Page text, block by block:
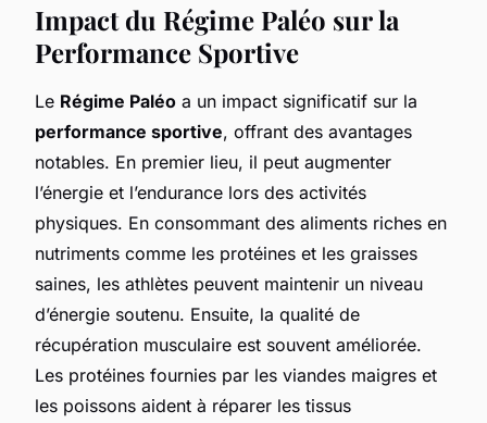
Impact du Régime Paléo sur la
Performance Sportive
Le Régime Paléo a un impact significatif sur la
performance sportive, offrant des avantages
notables. En premier lieu, il peut augmenter
l’énergie et l’endurance lors des activités
physiques. En consommant des aliments riches en
nutriments comme les protéines et les graisses
saines, les athlètes peuvent maintenir un niveau
d’énergie soutenu. Ensuite, la qualité de
récupération musculaire est souvent améliorée.
Les protéines fournies par les viandes maigres et
les poissons aident à réparer les tissus